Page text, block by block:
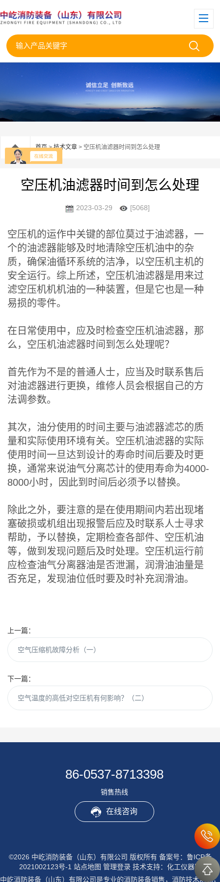
首页>技术文章 > 空压机油滤器时间到怎么处理
空压机油滤器时间到怎么处理
2023-03-29 [5068]
空压机的运作中关键的部位莫过于油滤器，一
个的油滤器能够及时地清除空压机油中的杂
质，确保油循环系统的洁净，以空压机主机的
安全运行。综上所述，空压机油滤器是用来过
滤空压机机机油的一种装置，但是它也是一种
易损的零件。
在日常使用中，应及时检查空压机油滤器，那
么，空压机油滤器时间到怎么处理呢？
首先作为不是的普通人士，应当及时联系售后
对油滤器进行更换，维修人员会根据自己的方
法调参数。
其次，油分使用的时间主要与油滤器滤芯的质
量和实际使用环境有关。空压机油滤器的实际
使用时间一旦达到设计的寿命时间后要及时更
换，通常来说油气分离芯计的使用寿命为4000-
8000小时，因此到时间后必须予以替换。
除此之外，要注意的是在使用期间内若出现堵
塞破损或机组出现报警后应及时联系人士寻求
帮助，予以替换，定期检查各部件、空压机油
等，做到发现问题后及时处理。空压机运行前
应检查油气分离器油是否泄漏，润滑油油量是
否充足，发现油位低时要及时补充润滑油。
上一篇：
空气压缩机故障分析（一）
下一篇：
空气温度的高低对空压机有何影响？（二）
86-0537-8713398
销售热线
在线咨询
©2026 中屹消防装备（山东）有限公司 版权所有 备案号：鲁ICP备
2021002123号-1 站点地图 管理登录技术支持： 化工仪器网
中屹消防装备（山东）有限公司是专业的消防装备销售，消防技术培训，